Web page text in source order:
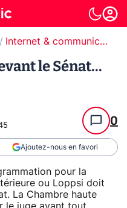
Internet & communication
le Sénat...
0
Ajoutez-nous en favori
pour la
ou Loppsi doit
La Chambre haute
le juge avant tout